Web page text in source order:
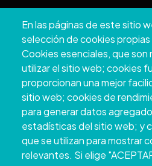
En las páginas de este sitio
selección de cookies
Cookies esenciales, que son
utilizar el sitio web; cookies
proporcionan una mejor
sitio web; cookies de
para generar datos
estadísticas del sitio web; y
que se utilizan para mostrar
relevantes. Si elige
+34 986 804 100 |